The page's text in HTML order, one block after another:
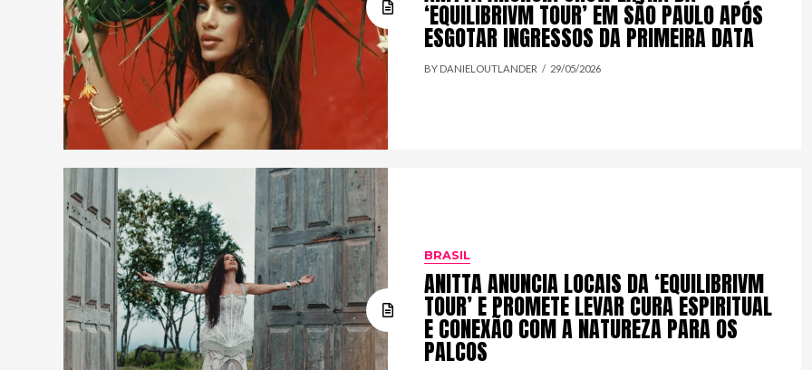
‘EQUILIBRIVM TOUR’ EM SÃO PAULO APÓS
ESGOTAR INGRESSOS DA PRIMEIRA DATA
BY DANIELOUTLANDER 29/05/2026
BRASIL
ANITTA ANUNCIA LOCAIS DA ‘EQUILIBRIVM
TOUR’ E PROMETE LEVAR CURA ESPIRITUAL
E CONEXÃO COM A NATUREZA PARA OS
PALCOS